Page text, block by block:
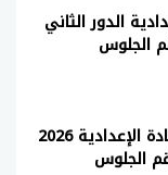
الدور الثاني
اعرف درجاتك.. نتيجة الشهادة الإعدادية 2026
الجلوس